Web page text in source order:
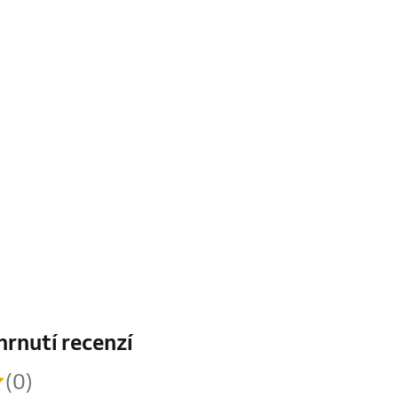
recenzí
(0)